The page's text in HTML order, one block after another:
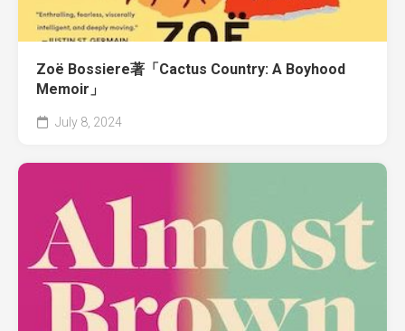
Zoë Bossiere著「Cactus Country: A Boyhood
Memoir」
July 8, 2024